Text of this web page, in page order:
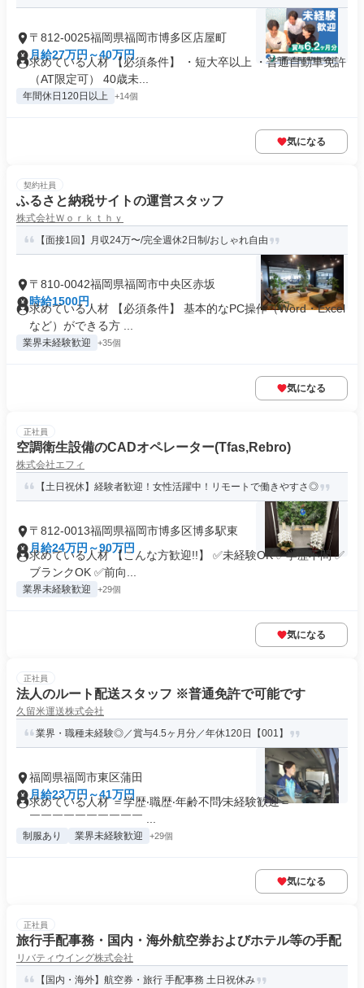
〒812-0025福岡県福岡市博多区店屋町
月給27万円～40万円
求めている人材 【必須条件】 ・短大卒以上 ・普通自動車免許
（AT限定可） 40歳未...
年間休日120日以上 +14個
気になる
契約社員
ふるさと納税サイトの運営スタッフ
株式会社Ｗｏｒｋｔｈｙ
【面接1回】月収24万〜/完全週休2日制/おしゃれ自由
〒810-0042福岡県福岡市中央区赤坂
時給1500円
求めている人材 【必須条件】 基本的なPC操作（Word・Excel
など）ができる方 ...
業界未経験歓迎 +35個
気になる
正社員
空調衛生設備のCADオペレーター(Tfas,Rebro)
株式会社エフィ
【土日祝休】経験者歓迎！女性活躍中！リモートで働きやすさ◎
〒812-0013福岡県福岡市博多区博多駅東
月給24万円～90万円
求めている人材 【こんな方歓迎!!】 ✅未経験OK ✅学歴不問 ✅
ブランクOK ✅前向...
業界未経験歓迎 +29個
気になる
正社員
法人のルート配送スタッフ ※普通免許で可能です
久留米運送株式会社
業界・職種未経験◎／賞与4.5ヶ⽉分／年休120⽇【001】
福岡県福岡市東区蒲田
月給23万円～41万円
求めている人材 ＝学歴‧職歴‧年齢不問∕未経験歓迎＝ ￣￣￣￣
￣￣￣￣￣￣￣￣￣￣ ...
制服あり 業界未経験歓迎 +29個
気になる
正社員
旅行手配事務・国内・海外航空券およびホテル等の手配
リバティウイング株式会社
【国内・海外】航空券・旅行 手配事務 土日祝休み